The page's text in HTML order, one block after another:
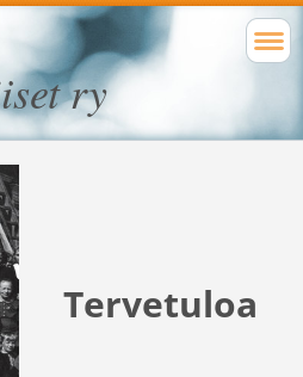
ry
Tervetuloa